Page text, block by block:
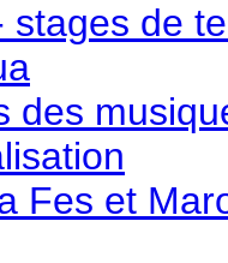
stages de
des
Fes et